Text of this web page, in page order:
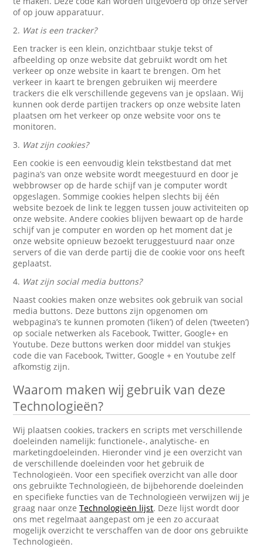
of op jouw apparatuur.
2. Wat is een tracker?
Een tracker is een klein, onzichtbaar stukje tekst of
afbeelding op onze website dat gebruikt wordt om het
verkeer op onze website in kaart te brengen. Om het
verkeer in kaart te brengen gebruiken wij meerdere
trackers die elk verschillende gegevens van je opslaan. Wij
kunnen ook derde partijen trackers op onze website laten
plaatsen om het verkeer op onze website voor ons te
monitoren.
3. Wat zijn cookies?
Een cookie is een eenvoudig klein tekstbestand dat met
pagina’s van onze website wordt meegestuurd en door je
webbrowser op de harde schijf van je computer wordt
opgeslagen. Sommige cookies helpen slechts bij één
website bezoek de link te leggen tussen jouw activiteiten op
onze website. Andere cookies blijven bewaart op de harde
schijf van je computer en worden op het moment dat je
onze website opnieuw bezoekt teruggestuurd naar onze
servers of die van derde partij die de cookie voor ons heeft
geplaatst.
4. Wat zijn social media buttons?
Naast cookies maken onze websites ook gebruik van social
media buttons. Deze buttons zijn opgenomen om
webpagina’s te kunnen promoten (‘liken’) of delen (‘tweeten’)
op sociale netwerken als Facebook, Twitter, Google+ en
Youtube. Deze buttons werken door middel van stukjes
code die van Facebook, Twitter, Google + en Youtube zelf
afkomstig zijn.
Waarom maken wij gebruik van deze
Technologieën?
Wij plaatsen cookies, trackers en scripts met verschillende
doeleinden namelijk: functionele-, analytische- en
marketingdoeleinden. Hieronder vind je een overzicht van
de verschillende doeleinden voor het gebruik de
Technologieën. Voor een specifiek overzicht van alle door
ons gebruikte Technologieën, de bijbehorende doeleinden
en specifieke functies van de Technologieën verwijzen wij je
graag naar onzeTechnologieën lijst. Deze lijst wordt door
ons met regelmaat aangepast om je een zo accuraat
mogelijk overzicht te verschaffen van de door ons gebruikte
Technologieën.